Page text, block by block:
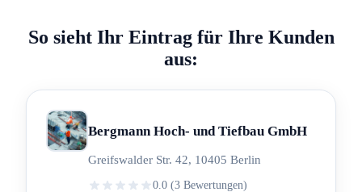
So sieht Ihr Eintrag für Ihre Kunden
aus:
Bergmann Hoch- und Tiefbau GmbH
Greifswalder Str. 42, 10405 Berlin
0.0 (3 Bewertungen)